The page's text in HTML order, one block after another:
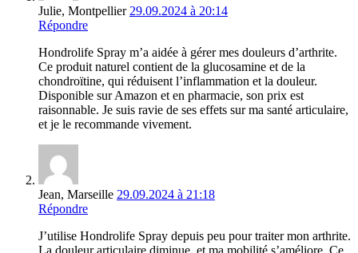
Julie, Montpellier 29.09.2024 à 20:14
Répondre
Hondrolife Spray m’a aidée à gérer mes douleurs d’arthrite.
Ce produit naturel contient de la glucosamine et de la
chondroïtine, qui réduisent l’inflammation et la douleur.
Disponible sur Amazon et en pharmacie, son prix est
raisonnable. Je suis ravie de ses effets sur ma santé articulaire,
et je le recommande vivement.
Jean, Marseille 29.09.2024 à 21:18
Répondre
J’utilise Hondrolife Spray depuis peu pour traiter mon arthrite.
La douleur articulaire diminue, et ma mobilité s’améliore. Ce